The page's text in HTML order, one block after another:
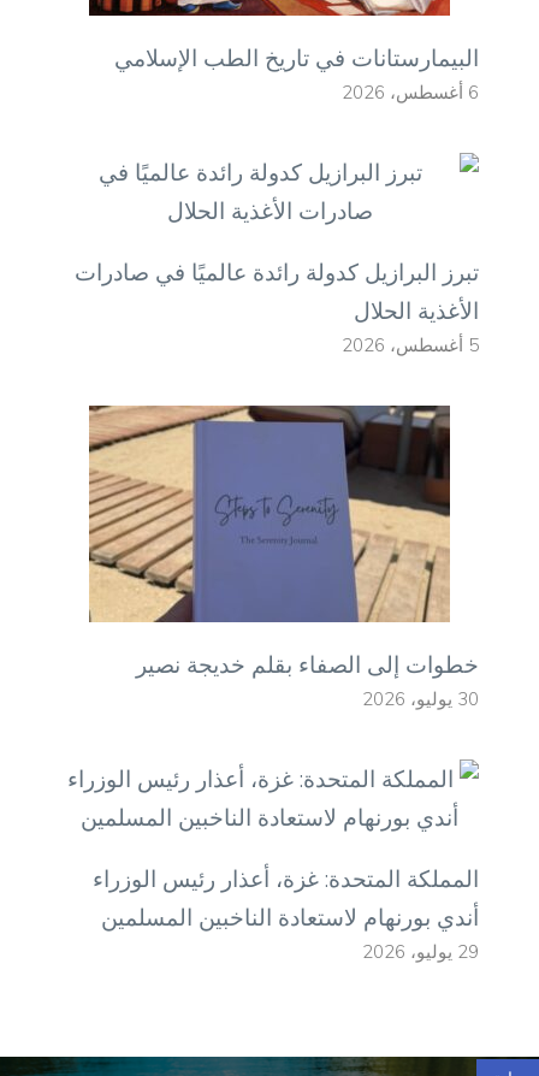
البيمارستانات في تاريخ الطب الإسلامي
6 أغسطس، 2026
تبرز البرازيل كدولة رائدة عالميًا في صادرات
الأغذية الحلال
5 أغسطس، 2026
خطوات إلى الصفاء بقلم خديجة نصير
30 يوليو، 2026
المملكة المتحدة: غزة، أعذار رئيس الوزراء
أندي بورنهام لاستعادة الناخبين المسلمين
29 يوليو، 2026